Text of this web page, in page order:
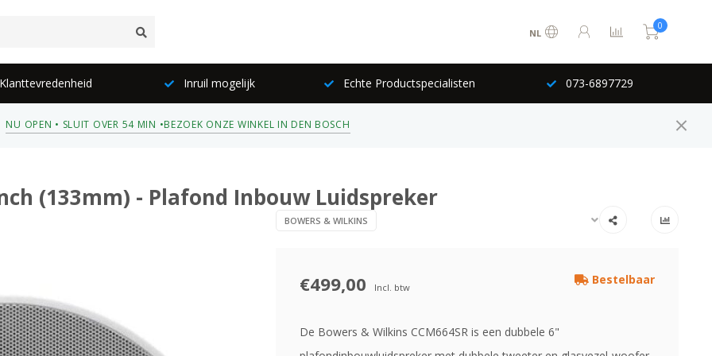
NL
0
Inruil mogelijk Echte Productspecialisten 073-6897729
NU OPEN • SLUIT OVER 54 MIN •BEZOEK ONZE WINKEL IN DEN BOSCH
(133mm) - Plafond Inbouw Luidspreker
BOWERS & WILKINS
€499,00 Incl. btw
Bestelbaar
De Bowers & Wilkins CCM664SR is een dubbele 6"